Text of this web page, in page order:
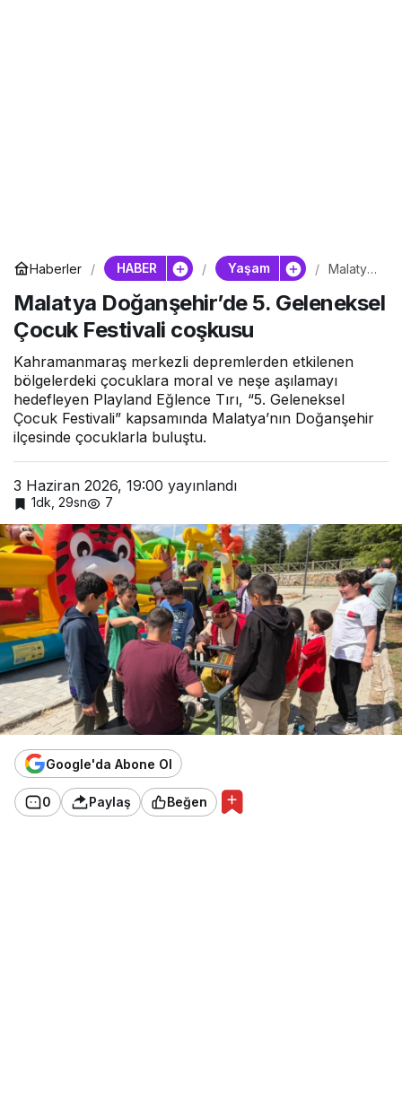
Haberler HABER Yaşam
Malatya
ehir’de
5.
Çocuk
Festivali
coşkusu
Malatya Doğanşehir’de 5. Geleneksel
Çocuk Festivali coşkusu
Kahramanmaraş merkezli depremlerden etkilenen
bölgelerdeki çocuklara moral ve neşe aşılamayı
hedefleyen Playland Eğlence Tırı, “5. Geleneksel
Çocuk Festivali” kapsamında Malatya’nın Doğanşehir
ilçesinde çocuklarla buluştu.
3 Haziran 2026, 19:00 yayınlandı
1dk, 29sn 7
Google'da Abone Ol
0 Paylaş Beğen